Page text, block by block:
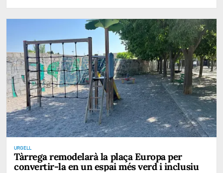
URGELL
Tàrrega remodelarà la plaça Europa per
convertir-la en un espai més verd i inclusiu